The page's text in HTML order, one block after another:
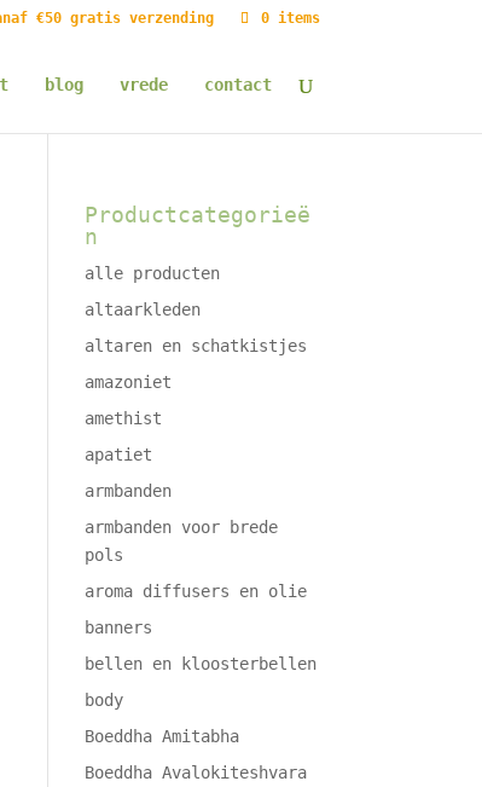
€50 gratis verzending 0 items
blog vrede contact
Productcategorieë
n
alle producten
altaarkleden
altaren en schatkistjes
amazoniet
amethist
apatiet
armbanden
armbanden voor brede
pols
aroma diffusers en olie
banners
bellen en kloosterbellen
body
Boeddha Amitabha
Boeddha Avalokiteshvara